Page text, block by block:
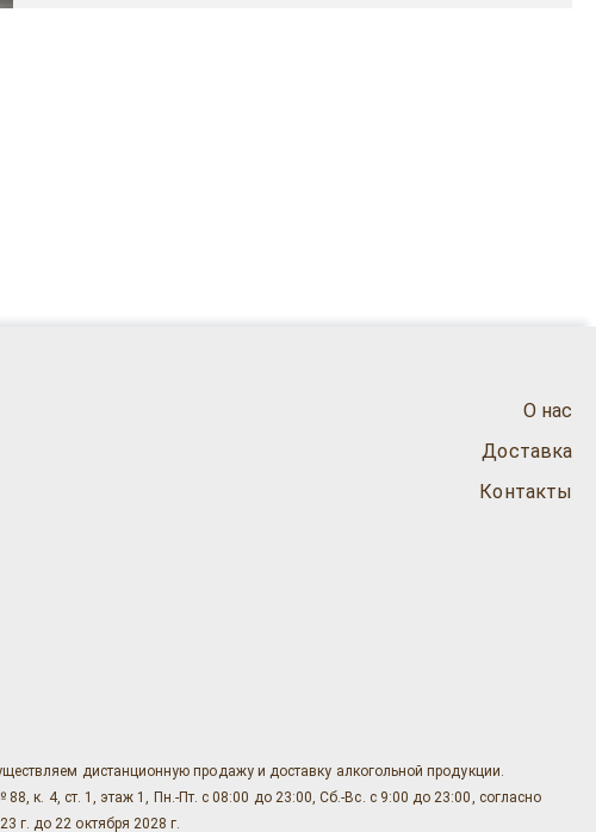
О нас
Доставка
Контакты
дистанционную продажу и доставку алкогольной продукции.
к. 4, ст. 1, этаж 1, Пн.-Пт. с 08:00 до 23:00, Сб.-Вс. с 9:00 до 23:00, согласно
г. до 22 октября 2028 г.